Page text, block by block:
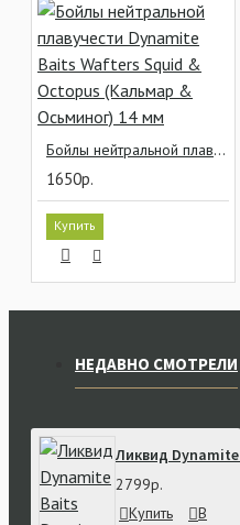
Бойлы нейтральной плавучести Dynamite Baits Wafters Squid & Octopus (Кальмар & Осьминог) 14 мм
1650р.
Купить
НЕДАВНО СМОТРЕЛИ
Ликвид Dynamite
2799р.
Купить
В